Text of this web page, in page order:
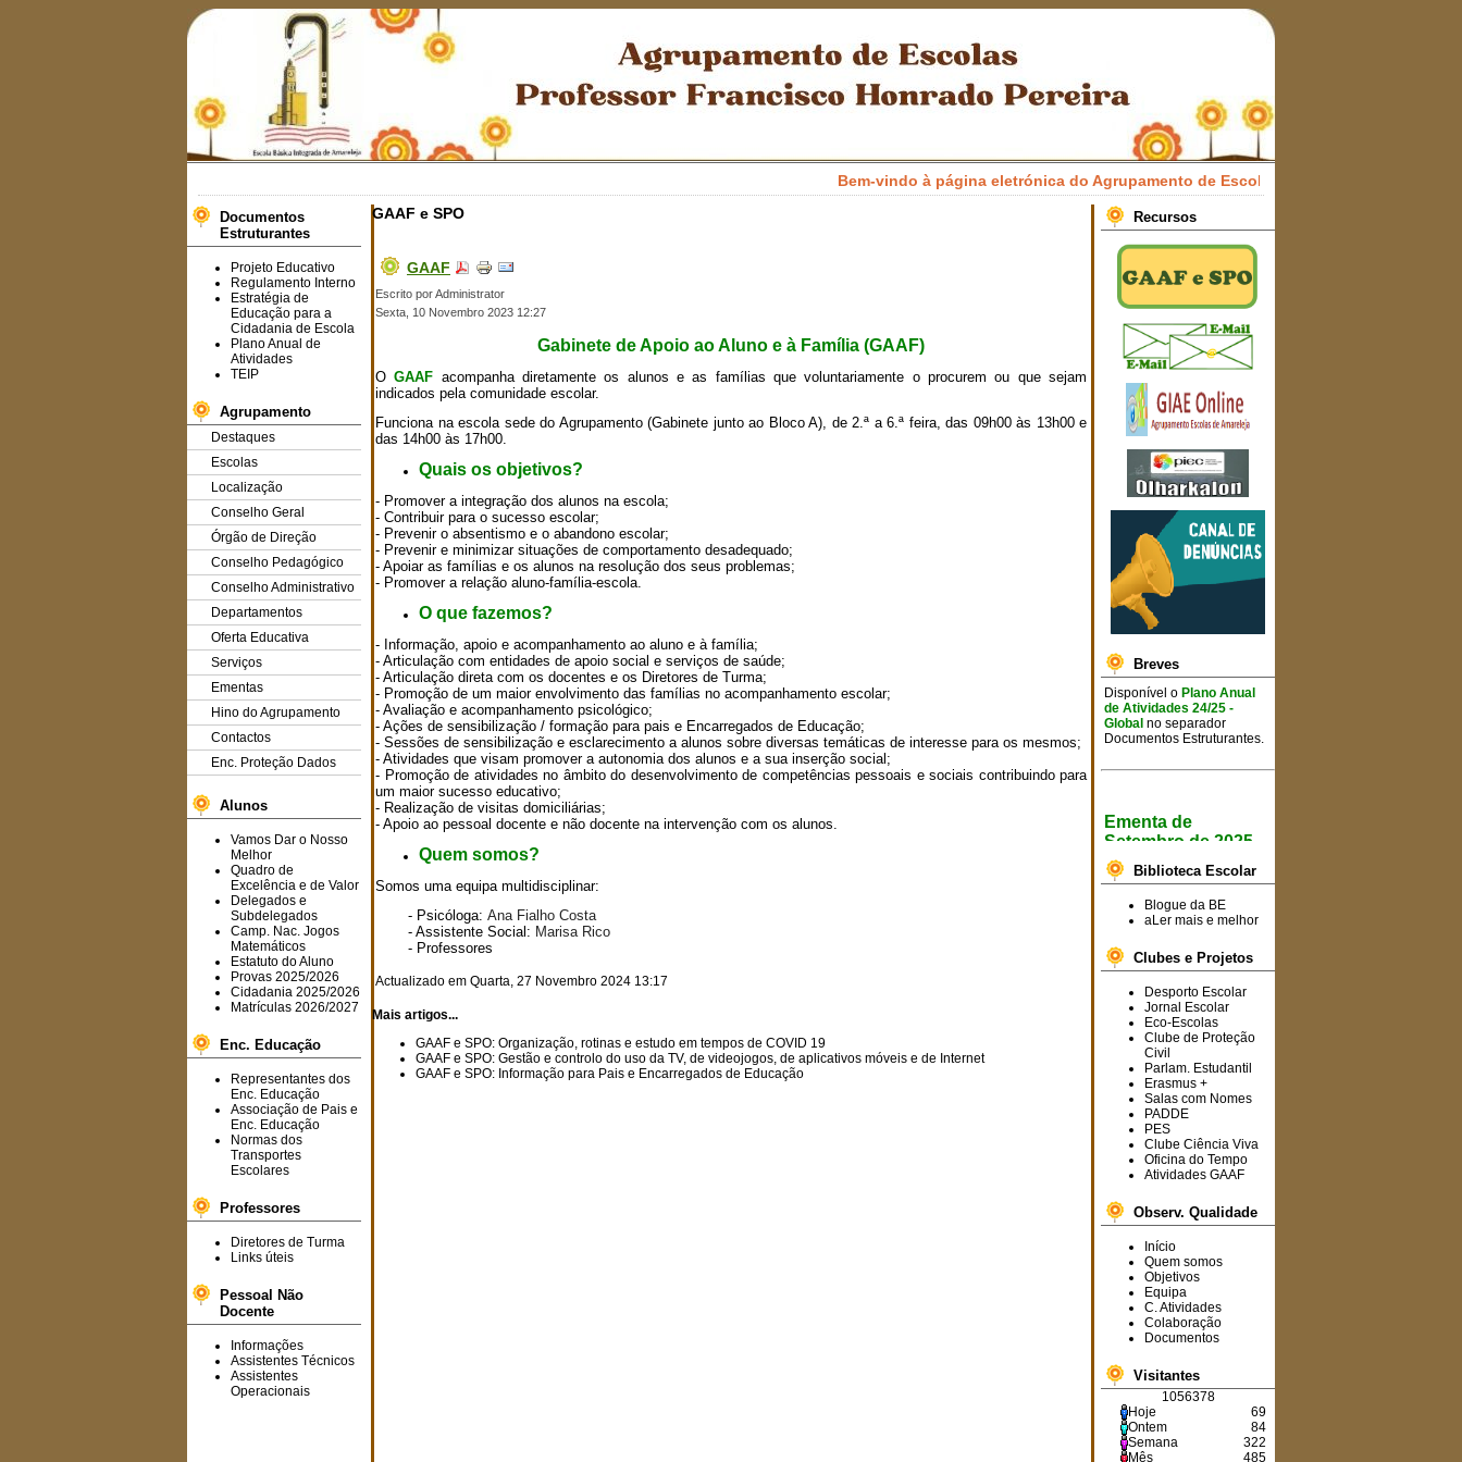
Bem-vindo à página eletrónica do Agrupamento de Escolas Professor Francisco
Documentos
Estruturantes
Projeto Educativo
Regulamento Interno
Estratégia de
Educação para a
Cidadania de Escola
Plano Anual de
Atividades
TEIP
Agrupamento
Destaques
Escolas
Localização
Conselho Geral
Órgão de Direção
Conselho Pedagógico
Conselho Administrativo
Departamentos
Oferta Educativa
Serviços
Ementas
Hino do Agrupamento
Contactos
Enc. Proteção Dados
Alunos
Vamos Dar o Nosso
Melhor
Quadro de
Excelência e de Valor
Delegados e
Subdelegados
Camp. Nac. Jogos
Matemáticos
Estatuto do Aluno
Provas 2025/2026
Cidadania 2025/2026
Matrículas 2026/2027
Enc. Educação
Representantes dos
Enc. Educação
Associação de Pais e
Enc. Educação
Normas dos
Transportes
Escolares
Professores
Diretores de Turma
Links úteis
Pessoal Não
Docente
Informações
Assistentes Técnicos
Assistentes
Operacionais
Recursos
Breves
Disponível o Plano Anual
de Atividades 24/25 -
Globalno separador
Documentos Estruturantes.
Ementa de
Setembro de 2025
Informa-se toda a
comunidade escolar que já
se encontram disponíveis
as ementas semanais para
mês de setembro de
2025
Consulte a ementaAQUI!
Informam-se os
interessados que estão a
decorrer,naplataforma
SIGRHE,os
procedimentos concursais
para a ocupação de cinco
horários.
Avisa-se toda a
comunidade educativa que
o Agrupamento terá todos
os seus serviços
encerrados de 19 a 23 de
agosto de 2024.
O6.º Bfoi a turma
vencedora deste ano
letivo no projeto "
Vamos
Dar o Nosso Melhor
"!
Parabénsaos
Biblioteca Escolar
Blogue da BE
aLer mais e melhor
Clubes e Projetos
Desporto Escolar
Jornal Escolar
Eco-Escolas
Clube de Proteção
Civil
Parlam. Estudantil
Erasmus +
Salas com Nomes
PADDE
PES
Clube Ciência Viva
Oficina do Tempo
Atividades GAAF
Observ. Qualidade
Início
Quem somos
Objetivos
Equipa
C. Atividades
Colaboração
Documentos
Visitantes
1056378
Hoje
69
Ontem
84
Semana
322
Mês
485
GAAF e SPO
GAAF
Escrito por Administrator
Sexta, 10 Novembro 2023 12:27
Gabinete de Apoio ao Aluno e à Família (GAAF)
OGAAF acompanha diretamente os alunos e as famílias que voluntariamente o procurem ou que sejam
indicados pela comunidade escolar.
Funciona na escola sede do Agrupamento (Gabinete junto ao Bloco A), de 2.ª a 6.ª feira, das 09h00 às 13h00 e
das 14h00 às 17h00.
Quais os objetivos?
- Promover a integração dos alunos na escola;
- Contribuir para o sucesso escolar;
- Prevenir o absentismo e o abandono escolar;
- Prevenir e minimizar situações de comportamento desadequado;
- Apoiar as famílias e os alunos na resolução dos seus problemas;
- Promover a relação aluno-família-escola.
O que fazemos?
- Informação, apoio e acompanhamento ao aluno e à família;
- Articulação com entidades de apoio social e serviços de saúde;
- Articulação direta com os docentes e os Diretores de Turma;
- Promoção de um maior envolvimento das famílias no acompanhamento escolar;
- Avaliação e acompanhamento psicológico;
- Ações de sensibilização / formação para pais e Encarregados de Educação;
- Sessões de sensibilização e esclarecimento a alunos sobre diversas temáticas de interesse para os mesmos;
- Atividades que visam promover a autonomia dos alunos e a sua inserção social;
- Promoção de atividades no âmbito do desenvolvimento de competências pessoais e sociais contribuindo para
um maior sucesso educativo;
- Realização de visitas domiciliárias;
- Apoio ao pessoal docente e não docente na intervenção com os alunos.
Quem somos?
Somos uma equipa multidisciplinar:
- Psicóloga: Ana Fialho Costa
- Assistente Social: Marisa Rico
- Professores
Actualizado em Quarta, 27 Novembro 2024 13:17
Mais artigos...
GAAF e SPO: Organização, rotinas e estudo em tempos de COVID 19
GAAF e SPO: Gestão e controlo do uso da TV, de videojogos, de aplicativos móveis e de Internet
GAAF e SPO: Informação para Pais e Encarregados de Educação